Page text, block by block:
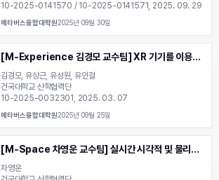
10-2025-0141570 / 10-2025-0141571, 2025. 09. 29
메타버스융합대학원2025년 09월 30일
[M-Experience 김경모 교수팀] XR 기기를 이용한
실감형 가상 골프 서비스, KR 2025
김경모, 유상근, 유성원, 유인걸
건국대학교 산학협력단
10-2025-0032301, 2025. 03. 07
메타버스융합대학원2025년 09월 25일
[M-Space 차영운 교수팀] 실시간 시각적 및 물리적
인터랙션이 가능한 3차원 텔레프레즌스 시스템 / 서비
스 제공 장치 및 방법, KR 2025
차영운